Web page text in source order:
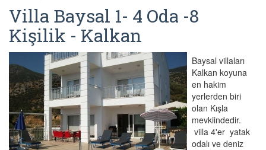
Villa Baysal 1- 4 Oda -8
Kişilik - Kalkan
Baysal villaları
Kalkan koyuna
en hakim
yerlerden biri
olan Kışla
mevkiindedir.
villa 4'er yatak
odalı ve deniz